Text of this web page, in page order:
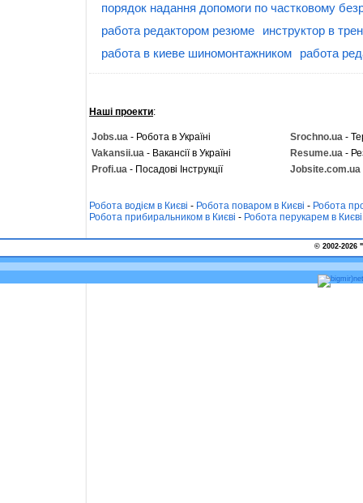
порядок надання допомоги по частковому
работа редактором резюме
инструктор в
работа в киеве шиномонтажником
работа
Наші проекти:
Jobs.ua - Робота в Україні Srochno.ua -
Vakansii.ua - Вакансії в Україні Resume.ua -
Profi.ua - Посадові Інструкції Jobsite.com.ua
Робота водієм в Києві - Робота поваром в Києві - Робота
Робота прибиральником в Києві - Робота перукарем в Києві
© 2002-2026